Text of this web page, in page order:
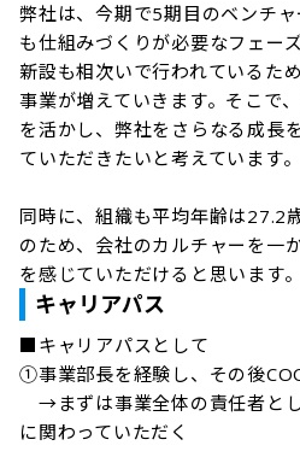
弊社は、今期で5期目のベンチ
も仕組みづくりが必要なフェー
新設も相次いで行われているた
事業が増えていきます。そこで
を活かし、弊社をさらなる成長
ていただきたいと考えています。
同時に、組織も平均年齢は27.2
のため、会社のカルチャーを一
を感じていただけると思います。
キャリアパス
■キャリアパスとして
①事業部長を経験し、その後
→まずは事業全体の責任者と
に関わっていただく